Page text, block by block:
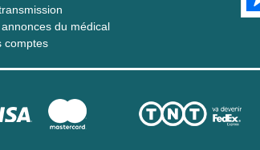
du médical
comptes